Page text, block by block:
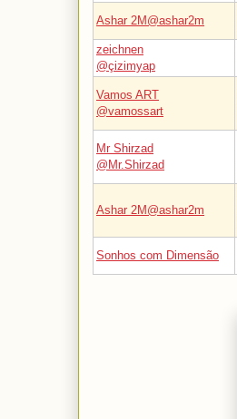
Ashar 2M@ashar2m
zeichnen
@çizimyap
Vamos ART
@vamossart
Mr Shirzad
@Mr.Shirzad
Ashar 2M@ashar2m
Sonhos com Dimensão